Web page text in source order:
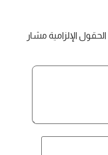
الحقول الإلزامية مشار